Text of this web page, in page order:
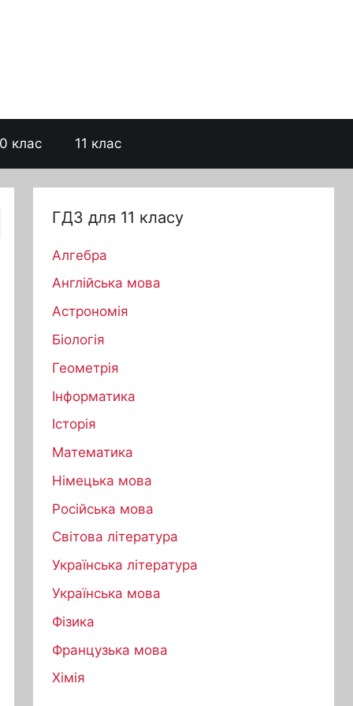
клас 11 клас
ГДЗ для 11 класу
Алгебра
Англійська мова
Астрономія
Біологія
Геометрія
Інформатика
Історія
Математика
Німецька мова
Російська мова
Світова література
Українська література
Українська мова
Фізика
Французька мова
Хімія